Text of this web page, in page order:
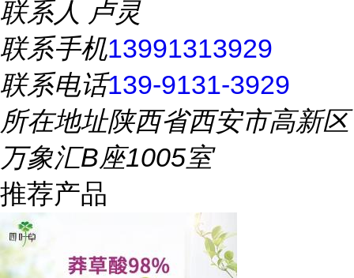
联系人 卢灵
联系手机13991313929
联系电话139-9131-3929
所在地址陕西省西安市高新区
万象汇B座1005室
推荐产品